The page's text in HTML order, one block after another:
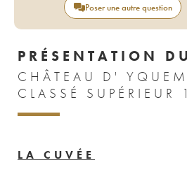
Poser une autre question
PRÉSENTATION
CHÂTEAU D'
LA CUVÉE